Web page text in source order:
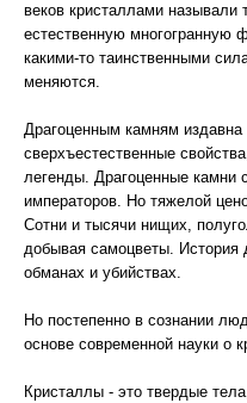
веков кристаллами
естественную многогранную
какими-то таинственными
меняются.
Драгоценным камням
сверхъестественные
легенды. Драгоценные камни
императоров. Но тяжелой
Сотни и тысячи нищих,
добывая самоцветы. История
обманах и убийствах.
Но постепенно в сознании
основе современной науки о
Кристаллы - это твердые